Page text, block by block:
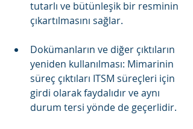
tutarlı ve bütünleşik bir resminin
çıkartılmasını sağlar.
Dokümanların ve diğer çıktıların
yeniden kullanılması: Mimarinin
süreç çıktıları ITSM süreçleri için
girdi olarak faydalıdır ve aynı
durum tersi yönde de geçerlidir.